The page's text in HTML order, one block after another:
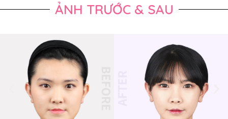
ẢNH TRƯỚC & SAU